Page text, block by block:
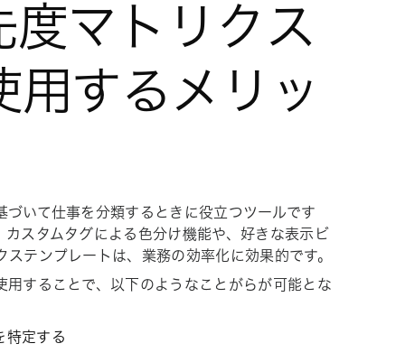
マトリクス
用するメリッ
いて仕事を分類するときに役立つツールです
スタムタグによる色分け機能や、好きな表示ビ
テンプレートは、業務の効率化に効果的です。
することで、以下のようなことがらが可能とな
特定する